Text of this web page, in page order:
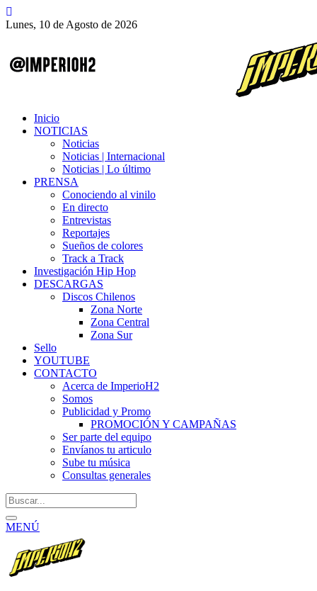
Lunes, 10 de Agosto de 2026
Inicio
NOTICIAS
Noticias
Noticias | Internacional
Noticias | Lo último
PRENSA
Conociendo al vinilo
En directo
Entrevistas
Reportajes
Sueños de colores
Track a Track
Investigación Hip Hop
DESCARGAS
Discos Chilenos
Zona Norte
Zona Central
Zona Sur
Sello
YOUTUBE
CONTACTO
Acerca de ImperioH2
Somos
Publicidad y Promo
PROMOCIÓN Y CAMPAÑAS
Ser parte del equipo
Envíanos tu articulo
Sube tu música
Consultas generales
MENÚ